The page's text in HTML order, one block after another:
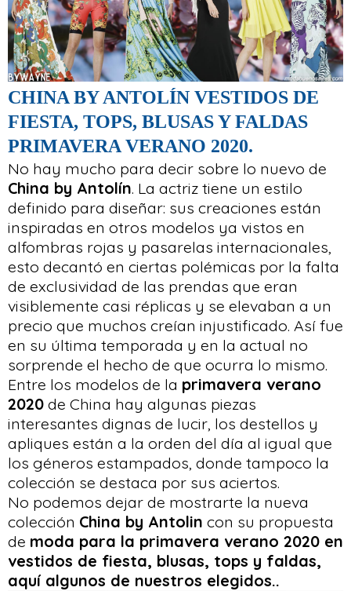
CHINA BY ANTOLÍN VESTIDOS DE
FIESTA, TOPS, BLUSAS Y FALDAS
PRIMAVERA VERANO 2020.
No hay mucho para decir sobre lo nuevo de
China by Antolín. La actriz tiene un estilo
definido para diseñar: sus creaciones están
inspiradas en otros modelos ya vistos en
alfombras rojas y pasarelas internacionales,
esto decantó en ciertas polémicas por la falta
de exclusividad de las prendas que eran
visiblemente casi réplicas y se elevaban a un
precio que muchos creían injustificado. Así fue
en su última temporada y en la actual no
sorprende el hecho de que ocurra lo mismo.
Entre los modelos de la primavera verano
2020 de China hay algunas piezas
interesantes dignas de lucir, los destellos y
apliques están a la orden del día al igual que
los géneros estampados, donde tampoco la
colección se destaca por sus aciertos.
No podemos dejar de mostrarte la nueva
colección China by Antolin con su propuesta
de moda para la primavera verano 2020 en
vestidos de fiesta, blusas, tops y faldas,
aquí algunos de nuestros elegidos..